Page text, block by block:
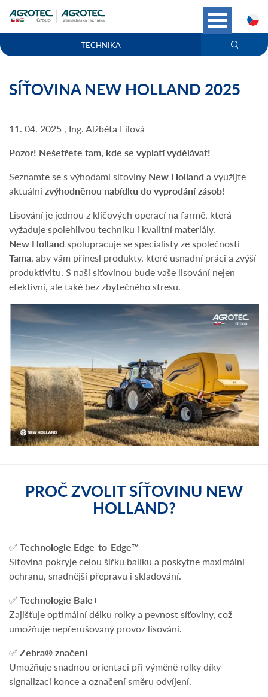
TECHNIKA
SÍŤOVINA NEW HOLLAND 2025
11. 04. 2025 , Ing. Alžběta Filová
Pozor! Nešetřete tam, kde se vyplatí vydělávat!
Seznamte se s výhodami síťoviny New Holland a využijte
aktuálnízvýhodněnou nabídku do vyprodání zásob!
Lisování je jednou z klíčových operací na farmě, která
vyžaduje spolehlivou techniku i kvalitní materiály.
New Holland spolupracuje se specialisty ze společnosti
Tama, aby vám přinesl produkty, které usnadní práci a zvýší
produktivitu. S naší síťovinou bude vaše lisování nejen
efektivní, ale také bez zbytečného stresu.
PROČ ZVOLIT SÍŤOVINU NEW
HOLLAND?
✅ Technologie Edge-to-Edge™
Síťovina pokryje celou šířku balíku a poskytne maximální
ochranu, snadnější přepravu i skladování.
✅ Technologie Bale+
Zajišťuje optimální délku rolky a pevnost síťoviny, což
umožňuje nepřerušovaný provoz lisování.
✅ Zebra® značení
Umožňuje snadnou orientaci při výměně rolky díky
signalizaci konce a označení směru odvíjení.